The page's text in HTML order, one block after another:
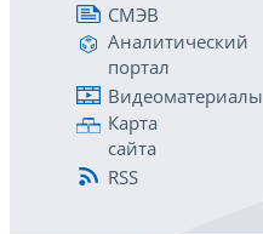
СМЭВ
Аналитический
портал
Видеоматериалы
Карта
сайта
RSS